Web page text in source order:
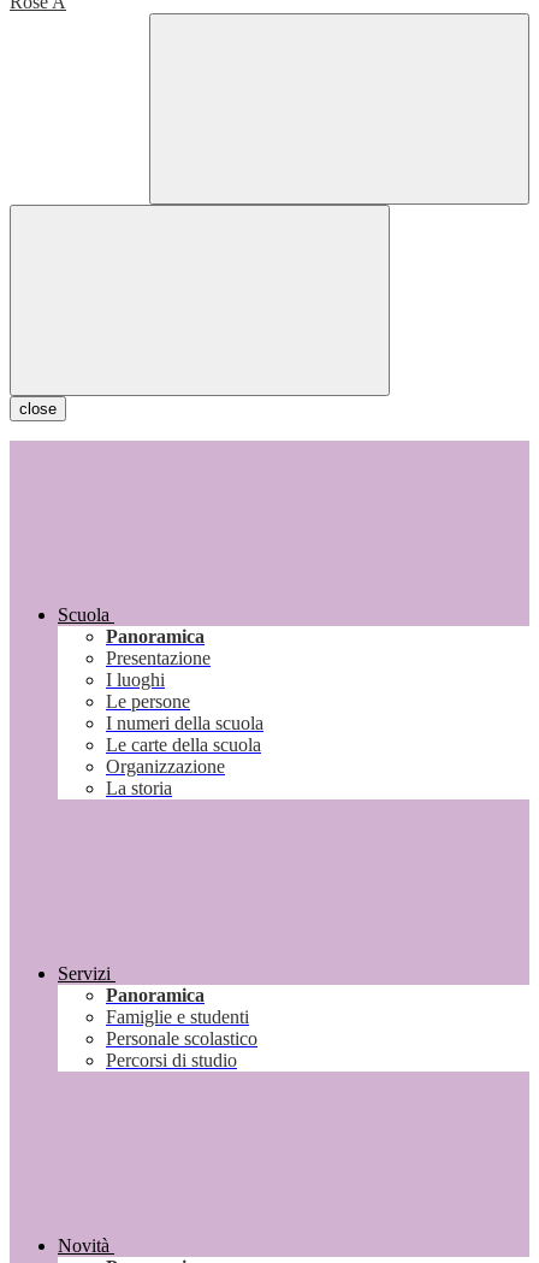
close
Scuola
Panoramica
Presentazione
I luoghi
Le persone
I numeri della scuola
Le carte della scuola
Organizzazione
La storia
Servizi
Panoramica
Famiglie e studenti
Personale scolastico
Percorsi di studio
Novità